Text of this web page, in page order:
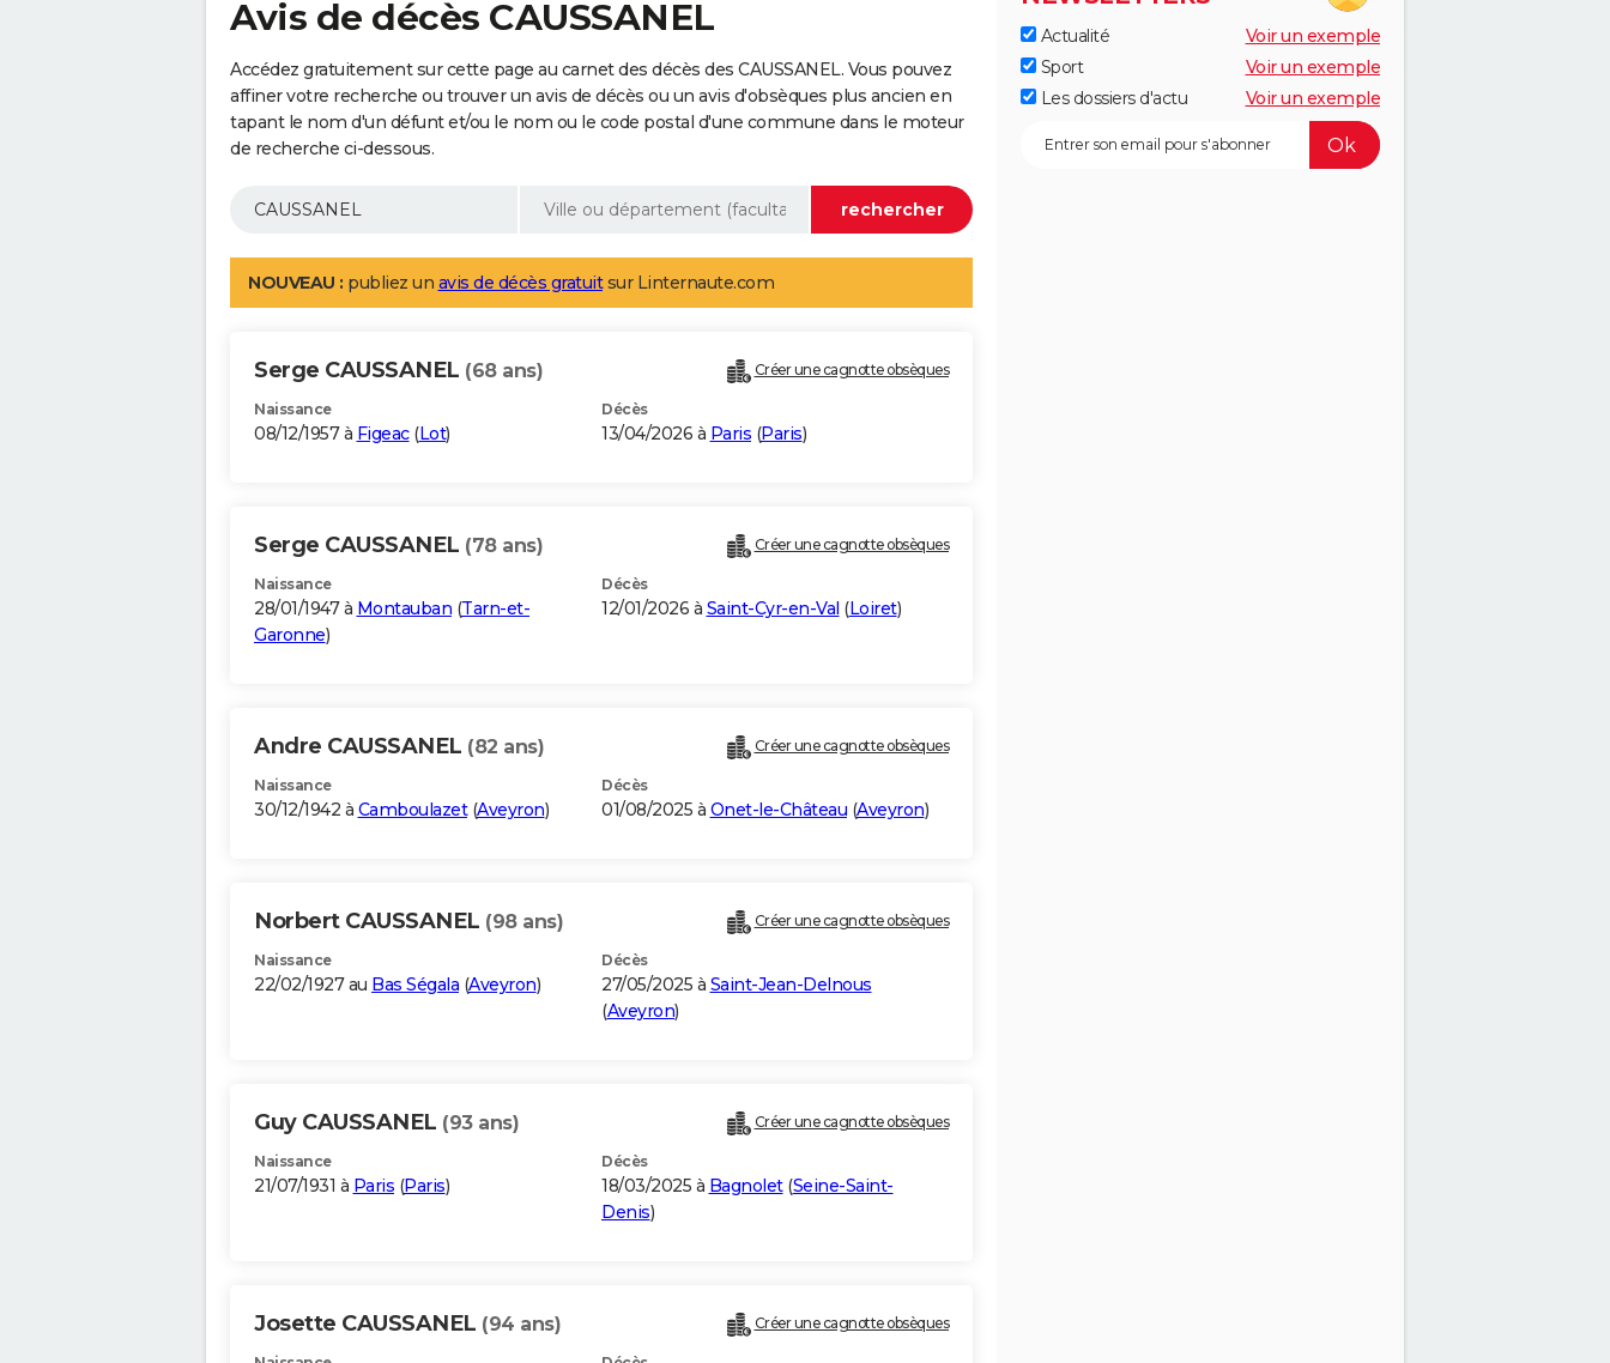
Avis de décès CAUSSANEL
Accédez gratuitement sur cette page au carnet des décès des CAUSSANEL. Vous pouvez
affiner votre recherche ou trouver un avis de décès ou un avis d'obsèques plus ancien en
tapant le nom d'un défunt et/ou le nom ou le code postal d'une commune dans le moteur
de recherche ci-dessous.
NOUVEAU : publiez un avis de décès gratuitsur Linternaute.com
Serge CAUSSANEL (68 ans) Créer une cagnotte obsèques
Naissance
08/12/1957 à Figeac(Lot)
Décès
13/04/2026 à Paris (Paris)
Serge CAUSSANEL (78 ans) Créer une cagnotte obsèques
Naissance
28/01/1947 à Montauban (Tarn-et-
Garonne)
Décès
12/01/2026 à Saint-Cyr-en-Val (Loiret)
Andre CAUSSANEL (82 ans) Créer une cagnotte obsèques
Naissance
30/12/1942 à Camboulazet(Aveyron)
Décès
01/08/2025 à Onet-le-Château (Aveyron)
Norbert CAUSSANEL (98 ans) Créer une cagnotte obsèques
Naissance
22/02/1927 au Bas Ségala (Aveyron)
Décès
27/05/2025 à Saint-Jean-Delnous
(Aveyron)
Guy CAUSSANEL (93 ans) Créer une cagnotte obsèques
Naissance
21/07/1931 à Paris (Paris)
Décès
18/03/2025 à Bagnolet(Seine-Saint-
Denis)
Josette CAUSSANEL (94 ans) Créer une cagnotte obsèques
Actualité
Voir un exemple
Sport
Voir un exemple
Les dossiers d'actu
Voir un exemple